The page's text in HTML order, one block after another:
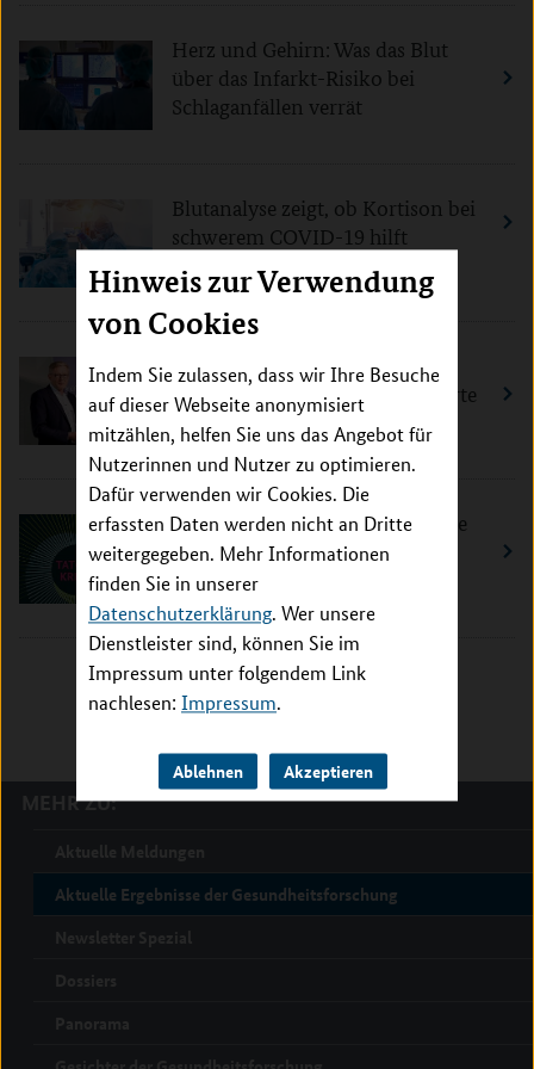
Hinweis zur Verwendung
von Cookies
Indem Sie zulassen, dass wir Ihre Besuche
auf dieser Webseite anonymisiert
mitzählen, helfen Sie uns das Angebot für
Nutzerinnen und Nutzer zu optimieren.
Dafür verwenden wir Cookies. Die
erfassten Daten werden nicht an Dritte
weitergegeben. Mehr Informationen
finden Sie in unserer
Datenschutzerklärung. Wer unsere
Dienstleister sind, können Sie im
Impressum unter folgendem Link
nachlesen: Impressum.
Ablehnen Akzeptieren
Herz und Gehirn: Was das Blut
über das Infarkt-Risiko bei
Schlaganfällen verrät
Blutanalyse zeigt, ob Kortison bei
schwerem COVID-19 hilft
Mehr Transfer und Vernetzung:
Strategie für gen- und zellbasierte
Therapien übergeben
„Tatort Krebs“: Was die Diagnose
Krebs für junge Erwachsene
bedeutet
MEHR ZU:
Aktuelle Ergebnisse der Gesundheitsforschung